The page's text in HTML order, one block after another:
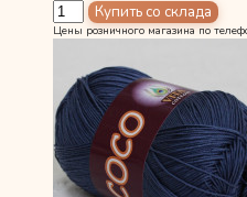
Цены розничного магазина по